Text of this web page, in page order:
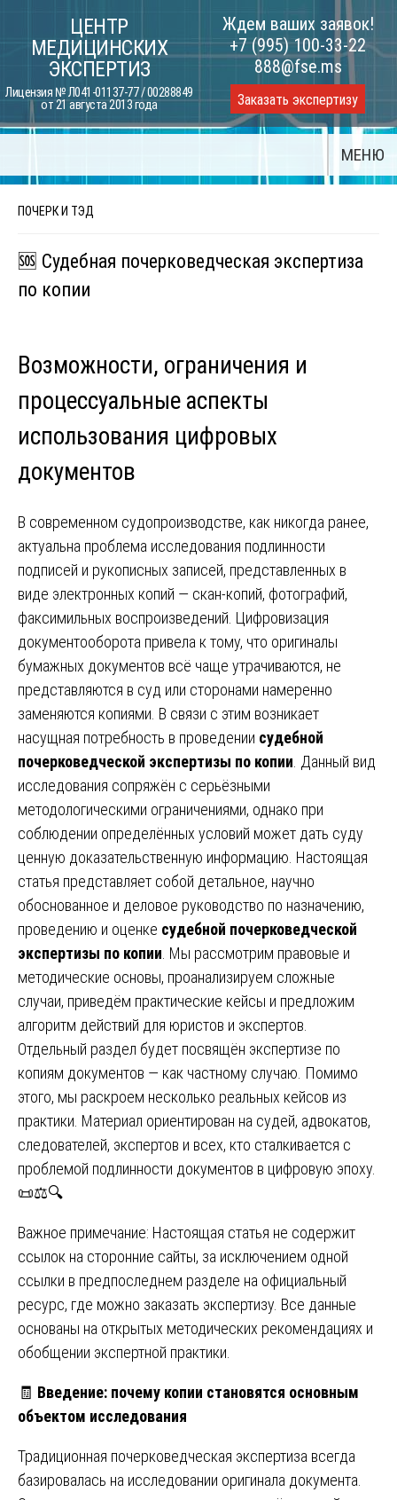
content
ЦЕНТР
МЕДИЦИНСКИХ
ЭКСПЕРТИЗ
Лицензия № Л041-01137-77 / 00288849
от 21 августа 2013 года
Ждем ваших заявок!
+7 (995) 100-33-22
888@fse.ms
Заказать экспертизу
МЕНЮ
ПОЧЕРК И ТЭД
🆘 Судебная почерковедческая экспертиза
по копии
Возможности, ограничения и
процессуальные аспекты
использования цифровых
документов
В современном судопроизводстве, как никогда ранее,
актуальна проблема исследования подлинности
подписей и рукописных записей, представленных в
виде электронных копий — скан-копий, фотографий,
факсимильных воспроизведений. Цифровизация
документооборота привела к тому, что оригиналы
бумажных документов всё чаще утрачиваются, не
представляются в суд или сторонами намеренно
заменяются копиями. В связи с этим возникает
насущная потребность в проведении судебной
почерковедческой экспертизы по копии . Данный вид
исследования сопряжён с серьёзными
методологическими ограничениями, однако при
соблюдении определённых условий может дать суду
ценную доказательственную информацию. Настоящая
статья представляет собой детальное, научно
обоснованное и деловое руководство по назначению,
проведению и оценке судебной почерковедческой
экспертизы по копии . Мы рассмотрим правовые и
методические основы, проанализируем сложные
случаи, приведём практические кейсы и предложим
алгоритм действий для юристов и экспертов.
Отдельный раздел будет посвящён экспертизе по
копиям документов — как частному случаю. Помимо
этого, мы раскроем несколько реальных кейсов из
практики. Материал ориентирован на судей, адвокатов,
следователей, экспертов и всех, кто сталкивается с
проблемой подлинности документов в цифровую эпоху.
📜⚖️🔍
Важное примечание: Настоящая статья не содержит
ссылок на сторонние сайты, за исключением одной
ссылки в предпоследнем разделе на официальный
ресурс, где можно заказать экспертизу. Все данные
основаны на открытых методических рекомендациях и
обобщении экспертной практики.
🧾 Введение: почему копии становятся основным
объектом исследования
Традиционная почерковедческая экспертиза всегда
базировалась на исследовании оригинала документа.